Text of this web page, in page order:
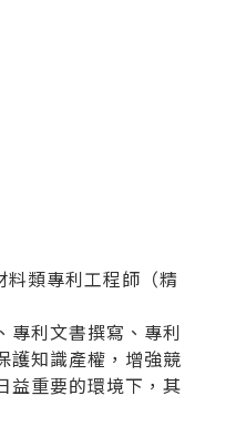
類專利工程師（精
專利文書撰寫、專利
護知識產權，增強競
益重要的環境下，其